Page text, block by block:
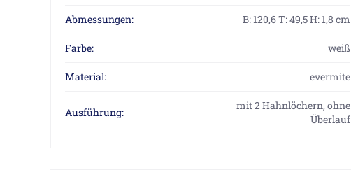
Abmessungen: B: 120,6 T: 49,5 H: 1,8 cm
Farbe: weiß
Material: evermite
Ausführung:
mit 2 Hahnlöchern, ohne
Überlauf